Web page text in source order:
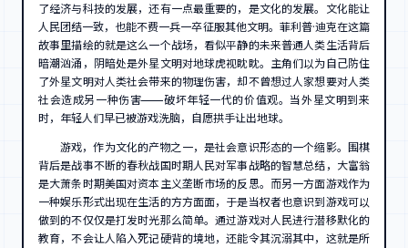
了经济与科技的发展，还有一点最重要的，是文化的发展。文化能让
人民团结一致，也能不费一兵一卒征服其他文明。菲利普·迪克在这篇
故事里描绘的就是这么一个战场，看似平静的未来普通人类生活背后
暗潮汹涌，阴暗处是外星文明对地球虎视眈眈。主角们以为自己防住
了外星文明对人类社会带来的物理伤害，却不曾想过人家想要对人类
社会造成另一种伤害——破坏年轻一代的价值观。当外星文明到来
时，年轻人们早已被游戏洗脑，自愿拱手让出地球。
游戏，作为文化的产物之一，是社会意识形态的一个缩影。围棋
背后是战事不断的春秋战国时期人民对军事战略的智慧总结，大富翁
是大萧条时期美国对资本主义垄断市场的反思。而另一方面游戏作为
一种娱乐形式出现在生活的方方面面，于是当权者也意识到游戏可以
做到的不仅仅是打发时光那么简单。通过游戏对人民进行潜移默化的
教育，不会让人陷入死记硬背的境地，还能令其沉溺其中，这就是所